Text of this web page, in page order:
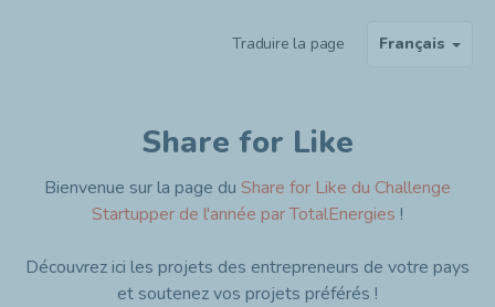
Traduire la page Français
Share for Like
Bienvenue sur la page du Share for Like du Challenge
Startupper de l'année par TotalEnergies !
Découvrez ici les projets des entrepreneurs de votre pays
et soutenez vos projets préférés !